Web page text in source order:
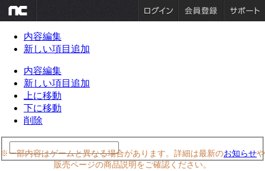
内容編集
新しい項目追加
内容編集
新しい項目追加
上に移動
下に移動
削除
※一部内容はゲームと異なる場合があります。詳細は最新のお知らせや
販売ページの商品説明をご確認ください。